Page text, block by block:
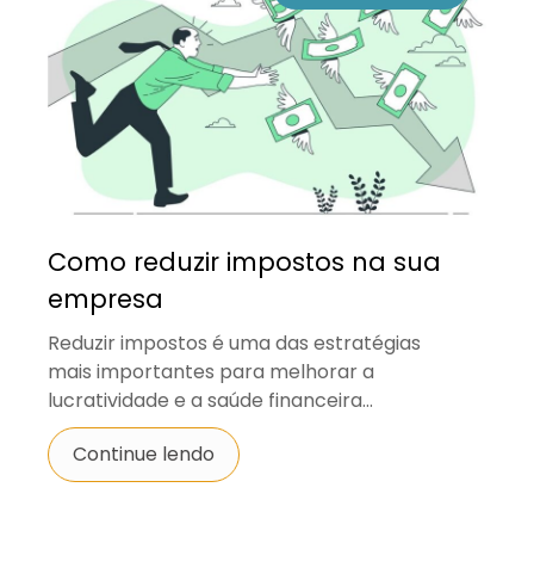
Como reduzir impostos na sua
empresa
Reduzir impostos é uma das estratégias
mais importantes para melhorar a
lucratividade e a saúde financeira...
Continue lendo